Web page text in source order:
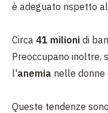
è adeguato rispetto
Circa 41 milioni di
Preoccupano inoltre,
l'anemia nelle donne
Queste tendenze